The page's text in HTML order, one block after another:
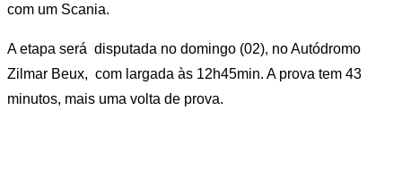
com um Scania.
A etapa será disputada no domingo (02), no Autódromo
Zilmar Beux, com largada às 12h45min. A prova tem 43
minutos, mais uma volta de prova.